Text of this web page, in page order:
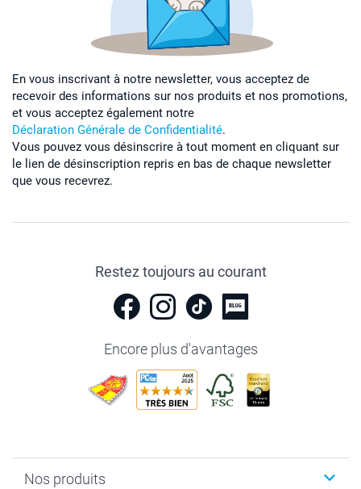
En vous inscrivant à notre newsletter, vous acceptez de
recevoir des informations sur nos produits et nos promotions,
et vous acceptez également notre
Déclaration Générale de Confidentialité.
Vous pouvez vous désinscrire à tout moment en cliquant sur
le lien de désinscription repris en bas de chaque newsletter
que vous recevrez.
Restez toujours au courant
Encore plus d'avantages
Nos produits